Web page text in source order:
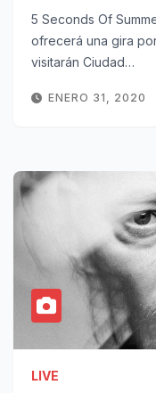
5 Seconds Of
ofrecerá una gira
visitarán Ciudad…
ENERO 31, 2020
LIVE